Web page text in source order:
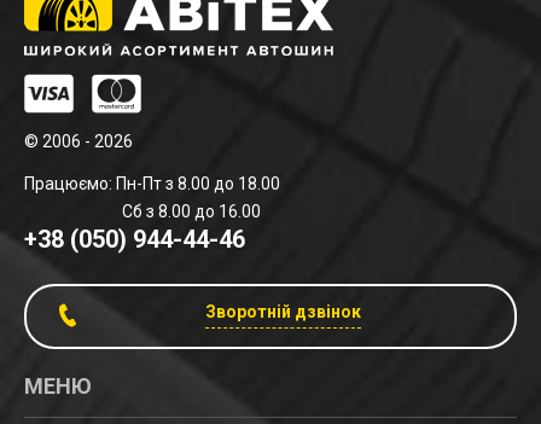
© 2006 - 2026
Працюємо: Пн-Пт з 8.00 до 18.00
Сб з 8.00 до 16.00
+38 (050) 944-44-46
Зворотній дзвінок
МЕНЮ